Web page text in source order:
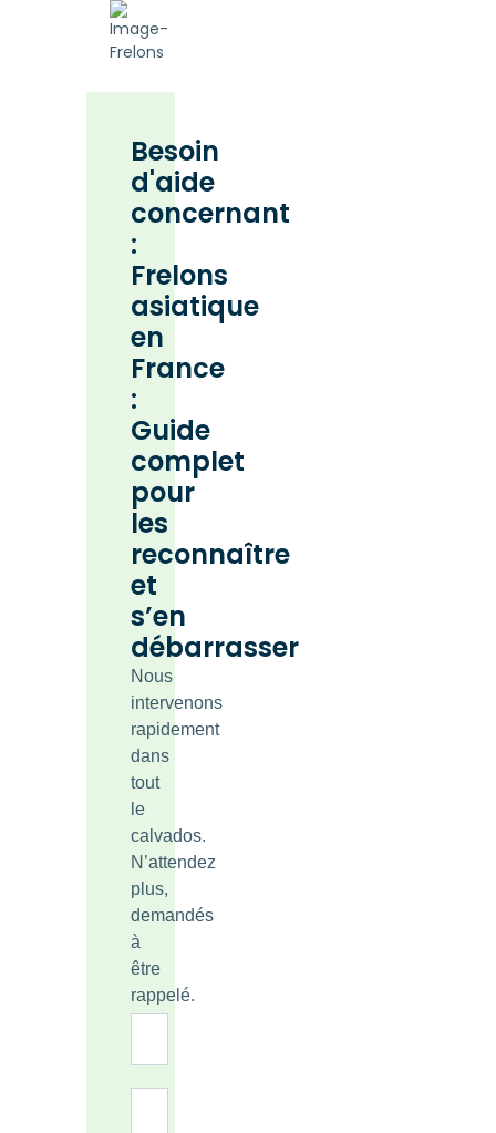
Besoin
d'aide
concernant
:
Frelons
asiatique
en
France
:
Guide
complet
pour
les
reconnaître
et
s’en
débarrasser
Nous
intervenons
rapidement
dans
tout
le
calvados.
N’attendez
plus,
demandés
à
être
rappelé.